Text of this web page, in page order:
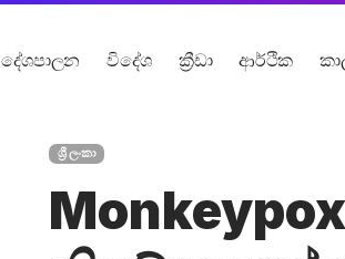
දේශපාලන විදේශ ක්‍රීඩා ආර්ථික
ශ්‍රී ලංකා